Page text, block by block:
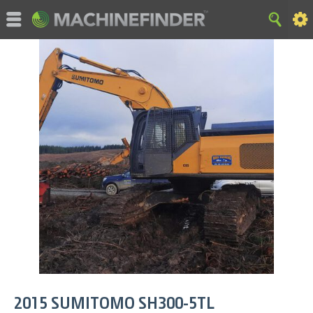
2015 SUMITOMO SH300-5TL
MachineFinder, John Deere en geassocieerde handelsmerken
zijn eigendom en uitsluitend beschikbaar voor specifiek gebruik
van Deere & Company. Alle rechten voorbehouden. 2007-2015
website overview | Privacy en gegevens |
Cookieverklaring | Gebruiksvoorwaarden